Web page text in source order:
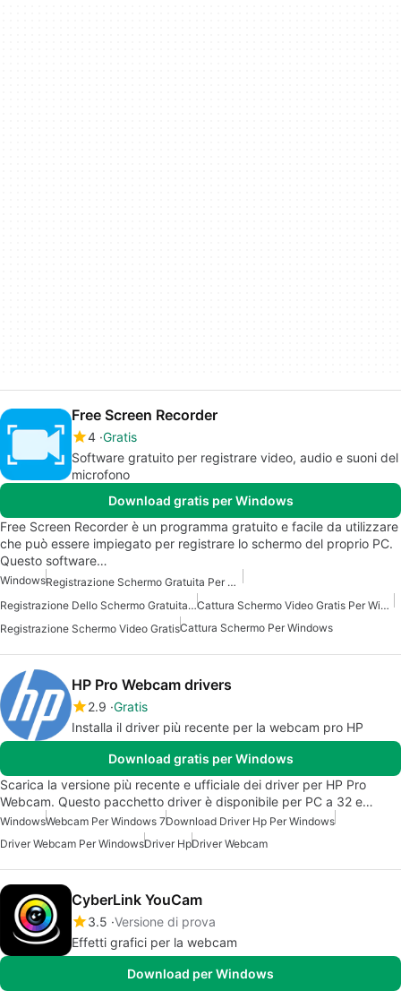
Free Screen Recorder
4 Gratis
Software gratuito per registrare video, audio e suoni del
microfono
Download gratis per Windows
Free Screen Recorder è un programma gratuito e facile da utilizzare
che può essere impiegato per registrare lo schermo del proprio PC.
Questo software…
Windows
Registrazione Schermo Gratuita Per Windows
Registrazione Dello Schermo Gratuita Per Windows 10
Cattura Schermo Video Gratis Per Windows
Registrazione Schermo Video GratisCattura Schermo Per Windows
HP Pro Webcam drivers
2.9 Gratis
Installa il driver più recente per la webcam pro HP
Download gratis per Windows
Scarica la versione più recente e ufficiale dei driver per HP Pro
Webcam. Questo pacchetto driver è disponibile per PC a 32 e…
WindowsWebcam Per Windows 7Download Driver Hp Per Windows
Driver Webcam Per WindowsDriver HpDriver Webcam
CyberLink YouCam
3.5 Versione di prova
Effetti grafici per la webcam
Download per Windows